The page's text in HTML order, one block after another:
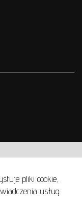
pliki cookie,
usług